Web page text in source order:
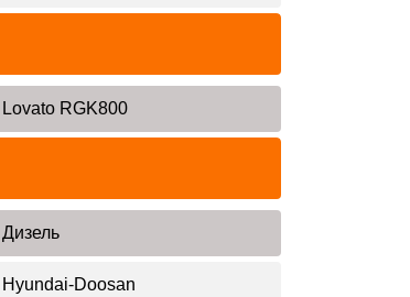
Lovato RGK800
Дизель
Hyundai-Doosan